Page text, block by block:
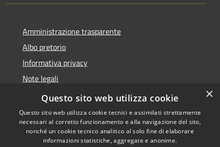
Amministrazione trasparente
Albo pretorio
Informativa privacy
Note legali
Dichiarazione di accessibilità
Copyright © 2026 • Comune di
×
Questo sito web utilizza cookie
Questo sito web utilizza cookie tecnici e assimilati strettamente
necessari al corretto funzionamento e alla navigazione del sito,
nonché un cookie tecnico analitico al solo fine di elaborare
informazioni statistiche, aggregate e anonime.